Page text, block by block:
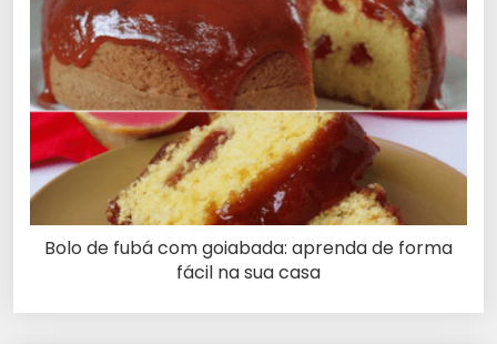
Bolo de fubá com goiabada: aprenda de forma
fácil na sua casa